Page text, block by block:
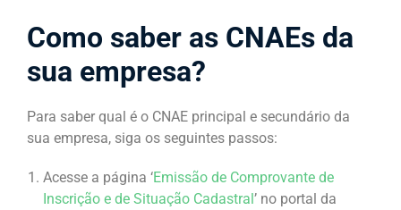
Como saber as CNAEs da
sua empresa?
Para saber qual é o CNAE principal e secundário da
sua empresa, siga os seguintes passos:
Acesse a página ‘Emissão de Comprovante de
Inscrição e de Situação Cadastral’ no portal da